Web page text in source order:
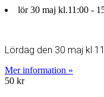
lör 30 maj kl.11:00 -
Lördag den 30 maj kl
Mer information »
50 kr